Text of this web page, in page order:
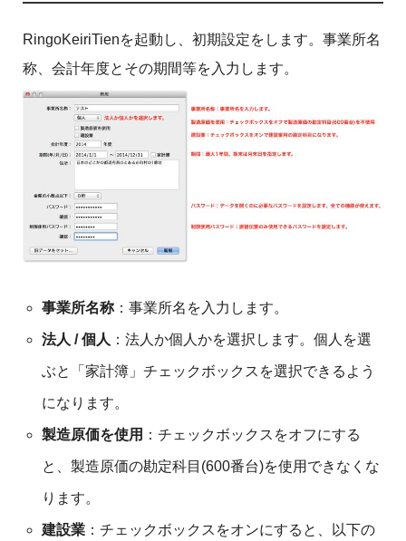
RingoKeiriTienを起動し、初期設定をします。事業所名
称、会計年度とその期間等を入力します。
事業所名称：事業所名を入力します。
法人 / 個人 ：法人か個人かを選択します。個人を選
ぶと「家計簿」チェックボックスを選択できるよう
になります。
製造原価を使用 ：チェックボックスをオフにする
と、製造原価の勘定科目(600番台)を使用できなくな
ります。
建設業：チェックボックスをオンにすると、以下の